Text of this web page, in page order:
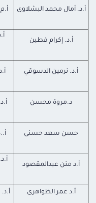
أ.د. أمال محمد البشلاوى
أ.د. إكرام فطين
أ.د. نرمين الدسوقي
د.مروة محسن
حسن سعد حسنى
أ.د منن عبدالمقصود
أ.د عمر الظواهرى